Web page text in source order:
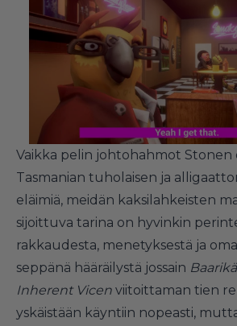
Vaikka pelin johtohahmot Stonen
Tasmanian tuholaisen ja
eläimiä, meidän kaksilahkeisten
sijoittuva tarina on hyvinkin
rakkaudesta, menetyksestä ja
seppänä hääräilystä jossain
Inherent Vicen viitoittaman tien
yskäistään käyntiin nopeasti,